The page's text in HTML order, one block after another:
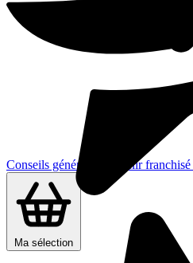
Conseils généraux Devenir franchisé
Ma sélection